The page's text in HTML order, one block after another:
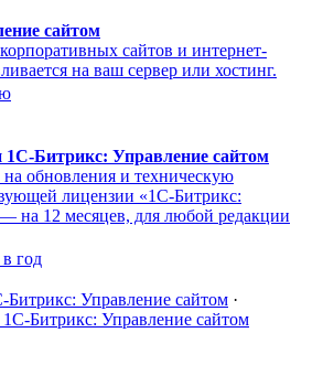
сайтом
сайтов и интернет-
на ваш сервер или хостинг.
1С-Битрикс: Управление сайтом
обновления и техническую
лицензии «1С-Битрикс:
на 12 месяцев, для любой редакции
год
Битрикс: Управление сайтом ·
Битрикс: Управление сайтом